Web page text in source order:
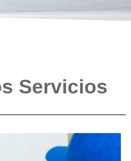
Servicios